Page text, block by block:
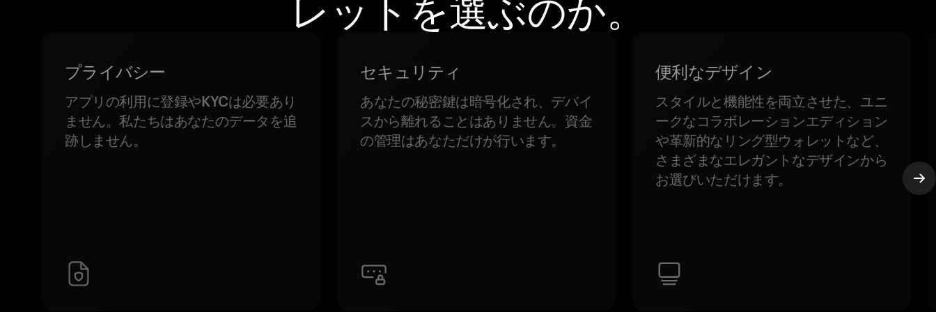
レットを選ぶのか。
プライバシー
アプリの利用に登録やKYCは必要あり
ません。私たちはあなたのデータを追
跡しません。
セキュリティ
あなたの秘密鍵は暗号化され、デバイ
スから離れることはありません。資金
の管理はあなただけが行います。
便利なデザイン
スタイルと機能性を両立させた、ユニ
ークなコラボレーションエディション
や革新的なリング型ウォレットなど、
さまざまなエレガントなデザインから
お選びいただけます。